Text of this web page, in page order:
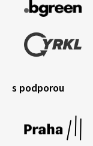
s podporou